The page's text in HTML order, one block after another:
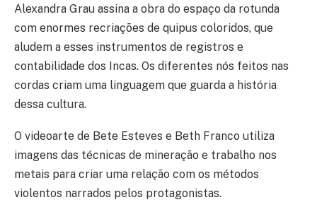
Alexandra Grau assina a obra do espaço da rotunda
com enormes recriações de quipus coloridos, que
aludem a esses instrumentos de registros e
contabilidade dos Incas. Os diferentes nós feitos nas
cordas criam uma linguagem que guarda a história
dessa cultura.
O videoarte de Bete Esteves e Beth Franco utiliza
imagens das técnicas de mineração e trabalho nos
metais para criar uma relação com os métodos
violentos narrados pelos protagonistas.